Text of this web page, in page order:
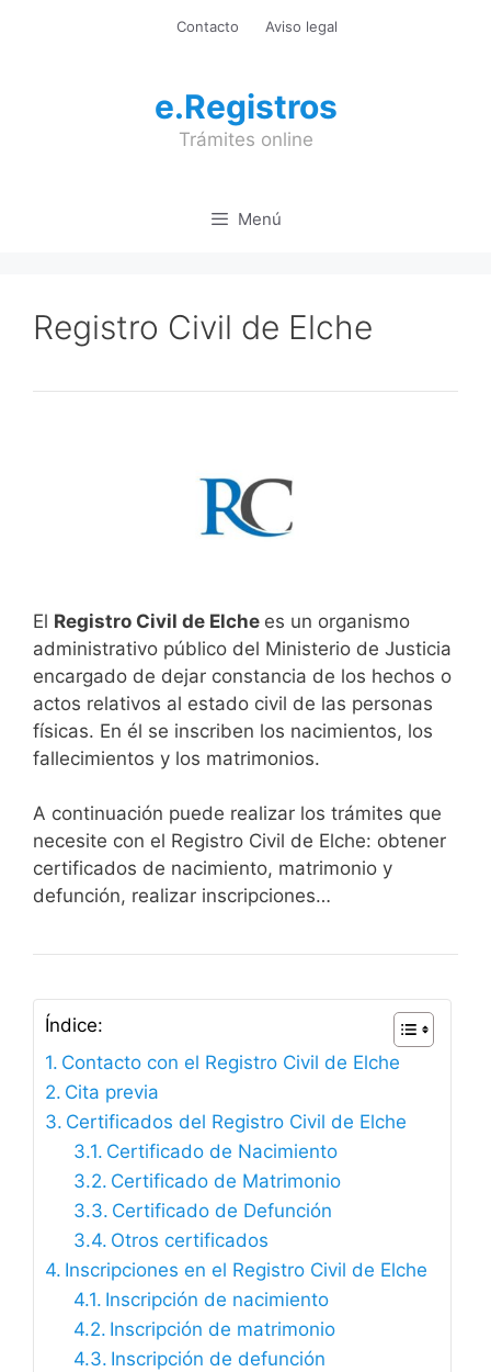
Contacto Aviso legal
e.Registros
Trámites online
Menú
Registro Civil de Elche
El Registro Civil de Elche es un organismo
administrativo público del Ministerio de Justicia
encargado de dejar constancia de los hechos o
actos relativos al estado civil de las personas
físicas. En él se inscriben los nacimientos, los
fallecimientos y los matrimonios.
A continuación puede realizar los trámites que
necesite con el Registro Civil de Elche: obtener
certificados de nacimiento, matrimonio y
defunción, realizar inscripciones…
Índice:
Contacto con el Registro Civil de Elche
Cita previa
Certificados del Registro Civil de Elche
Certificado de Nacimiento
Certificado de Matrimonio
Certificado de Defunción
Otros certificados
Inscripciones en el Registro Civil de Elche
Inscripción de nacimiento
Inscripción de matrimonio
Inscripción de defunción